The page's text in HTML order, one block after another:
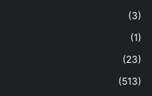
(3)
(1)
(23)
(513)